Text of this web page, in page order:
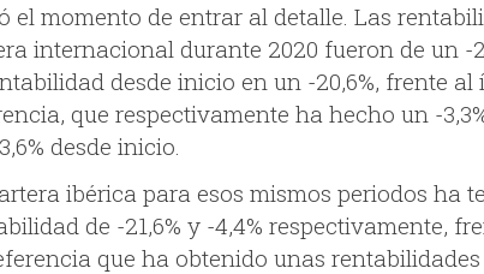
el momento de entrar al detalle. Las
internacional durante 2020 fueron de un -
desde inicio en un -20,6%, frente al
que respectivamente ha hecho un -
desde inicio.
ibérica para esos mismos periodos ha
de -21,6% y -4,4% respectivamente,
que ha obtenido unas rentabilidades